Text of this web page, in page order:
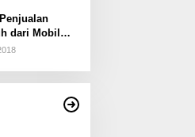
dari Mobil